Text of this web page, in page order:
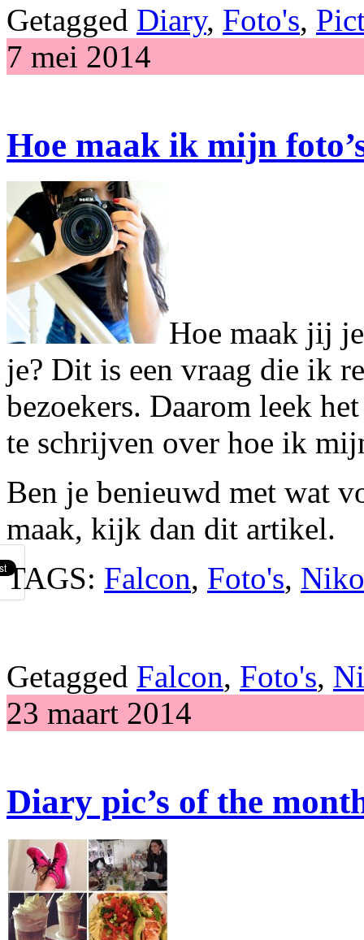
Getagged Diary, Foto's,
7 mei 2014
Hoe maak ik mijn
Hoe maak jij
je? Dit is een vraag die ik
bezoekers. Daarom leek
te schrijven over hoe ik
Ben je benieuwd met wat
maak, kijk dan dit artikel.
TAGS: Falcon, Foto's,
Getagged Falcon, Foto's,
23 maart 2014
Diary pic’s of the